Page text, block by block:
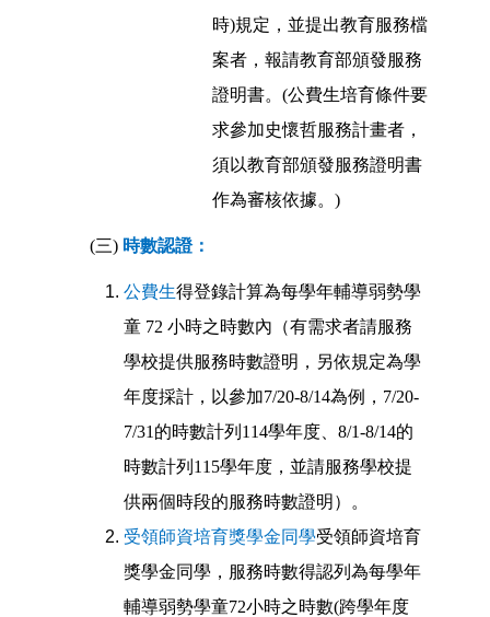
時)規定，並提出教育服務檔
案者，報請教育部頒發服務
證明書。(公費生培育條件要
求參加史懷哲服務計畫者，
須以教育部頒發服務證明書
作為審核依據。)
(三) 時數認證：
公費生得登錄計算為每學年輔導弱勢學
童 72 小時之時數內（有需求者請服務
學校提供服務時數證明，另依規定為學
年度採計，以參加7/20-8/14為例，7/20-
7/31的時數計列114學年度、8/1-8/14的
時數計列115學年度，並請服務學校提
供兩個時段的服務時數證明）。
受領師資培育獎學金同學受領師資培育
獎學金同學，服務時數得認列為每學年
輔導弱勢學童72小時之時數(跨學年度